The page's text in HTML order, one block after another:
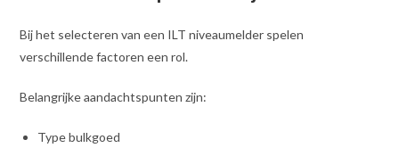
Bij het selecteren van een ILT niveaumelder spelen
verschillende factoren een rol.
Belangrijke aandachtspunten zijn:
Type bulkgoed